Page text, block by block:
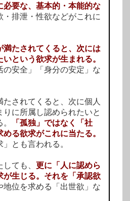
必要な、基本的・本能的な
・排泄・性欲などがこれに
満たされてくると、次には
という欲求が生まれる。
の安全」「身分の安定」な
されてくると、次に個人
りに所属し認められたいと
「孤独」ではなく「社
る欲求がこれに当たる。
」とも言われる。
ても、 更に「人に認めら
が生じる。それを「承認欲
地位を求める「出世欲」な